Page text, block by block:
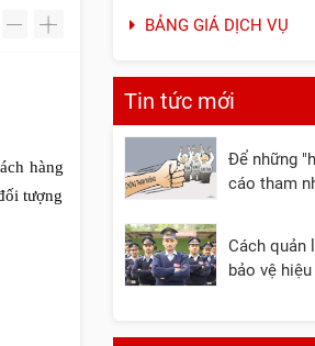
- +
hàng
tượng
BẢNG GIÁ DỊCH VỤ
Tin tức mới
Để những
cáo tham
Cách quản
bảo vệ